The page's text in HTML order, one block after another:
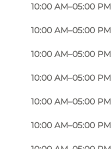
10:00 AM–05:00 PM
10:00 AM–05:00 PM
10:00 AM–05:00 PM
10:00 AM–05:00 PM
10:00 AM–05:00 PM
10:00 AM–05:00 PM